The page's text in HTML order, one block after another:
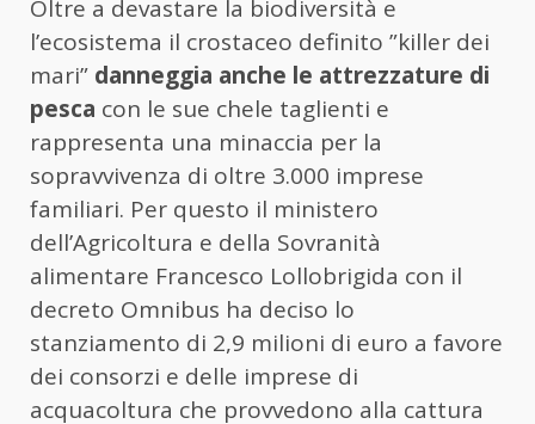
Oltre a devastare la biodiversità e
l’ecosistema il crostaceo definito ”killer dei
mari” danneggia anche le attrezzature di
pesca con le sue chele taglienti e
rappresenta una minaccia per la
sopravvivenza di oltre 3.000 imprese
familiari. Per questo il ministero
dell’Agricoltura e della Sovranità
alimentare Francesco Lollobrigida con il
decreto Omnibus ha deciso lo
stanziamento di 2,9 milioni di euro a favore
dei consorzi e delle imprese di
acquacoltura che provvedono alla cattura